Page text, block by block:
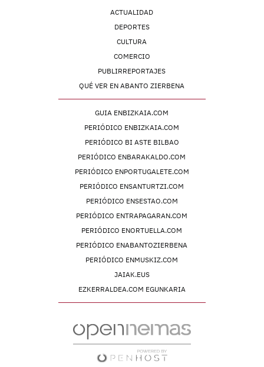
ACTUALIDAD
DEPORTES
CULTURA
COMERCIO
PUBLIRREPORTAJES
QUÉ VER EN ABANTO ZIERBENA
GUIA ENBIZKAIA.COM
PERIÓDICO ENBIZKAIA.COM
PERIÓDICO BI ASTE BILBAO
PERIÓDICO ENBARAKALDO.COM
PERIÓDICO ENPORTUGALETE.COM
PERIÓDICO ENSANTURTZI.COM
PERIÓDICO ENSESTAO.COM
PERIÓDICO ENTRAPAGARAN.COM
PERIÓDICO ENORTUELLA.COM
PERIÓDICO ENABANTOZIERBENA
PERIÓDICO ENMUSKIZ.COM
JAIAK.EUS
EZKERRALDEA.COM EGUNKARIA